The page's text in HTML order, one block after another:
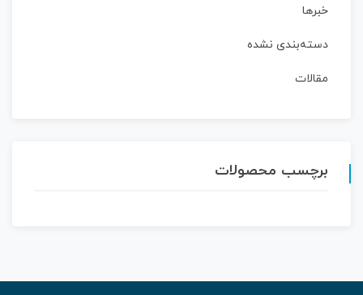
خبرها
دسته‌بندی نشده
مقالات
برچسب محصولات